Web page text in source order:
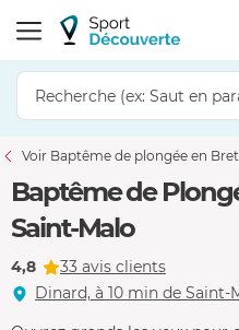
Voir Baptême de plongée en
Baptême de
Saint-Malo
4,8
33 avis clients
Dinard, à 10 min de Saint-